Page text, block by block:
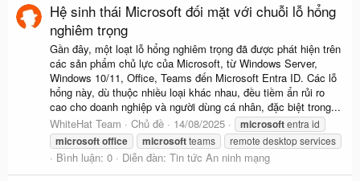
Hệ sinh thái Microsoft đối mặt với chuỗi lỗ hổng
nghiêm trọng
Gần đây, một loạt lỗ hổng nghiêm trọng đã được phát hiện trên
các sản phẩm chủ lực của Microsoft, từ Windows Server,
Windows 10/11, Office, Teams đến Microsoft Entra ID. Các lỗ
hổng này, dù thuộc nhiều loại khác nhau, đều tiềm ẩn rủi ro
cao cho doanh nghiệp và người dùng cá nhân, đặc biệt trong...
WhiteHat Team
Chủ đề 14/08/2025 microsoftentra id
microsoftoffice microsoftteams remote desktop services
Bình luận: 0 Diễn đàn: Tin tức An ninh mạng